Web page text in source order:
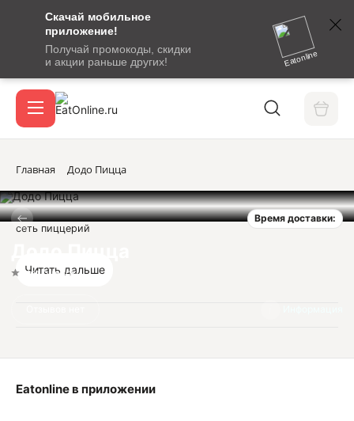
Скачай мобильное
приложение!
Получай промокоды, скидки
и акции раньше других!
Eatonline
сообщение
кодом
подтверждения
Вход / регистрация
Акции
Главная Додо Пицца
Время доставки:
Нет оценок
сеть пиццерий
Читать дальше
Eatonline в приложении